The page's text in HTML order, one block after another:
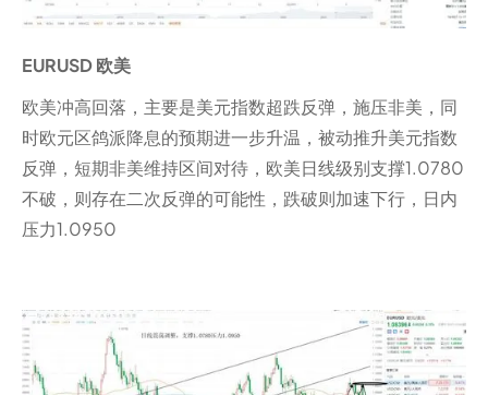
EURUSD 欧美
欧美冲高回落，主要是美元指数超跌反弹，施压非美，同
时欧元区鸽派降息的预期进一步升温，被动推升美元指数
反弹，短期非美维持区间对待，欧美日线级别支撑1.0780
不破，则存在二次反弹的可能性，跌破则加速下行，日内
压力1.0950